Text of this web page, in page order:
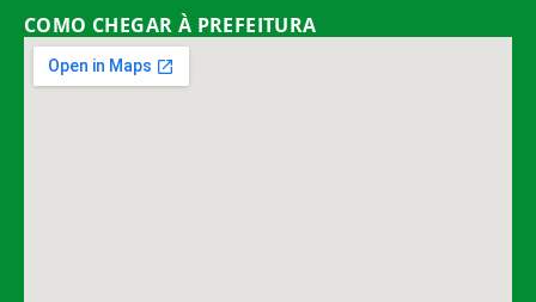
COMO CHEGAR À PREFEITURA